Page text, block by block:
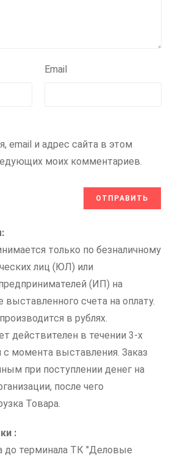
Email
email и адрес сайта в этом
моих комментариев.
только по безналичному
лиц (ЮЛ) или
(ИП) на
выставленного счета на оплату.
в рублях.
действителен в течении 3-х
момента выставления. Заказ
при поступлении денег на
после чего
Товара.
:
до терминала ТК "Деловые